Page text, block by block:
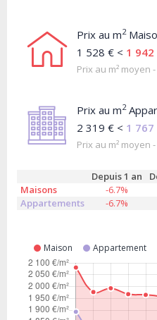
Prix au m2
1 528 € < 1 942
Prix au m² moyen
Prix au m2
2 319 € < 1 767
Prix au m² moyen
Depuis 1 an
Maisons
-6.7%
Appartements
-6.7%
Maison Appartement